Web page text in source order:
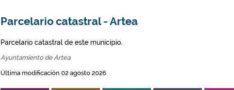
Parcelario catastral - Artea
Parcelario catastral de este municipio.
Ayuntamiento de Artea
Última modificación 02 agosto 2026